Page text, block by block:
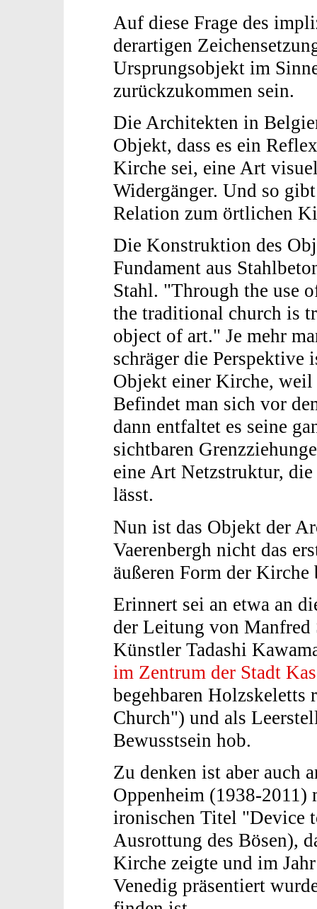
Auf diese Frage des
derartigen
Ursprungsobjekt im
zurückzukommen sein.
Die Architekten in
Objekt, dass es ein
Kirche sei, eine Art
Widergänger. Und so
Relation zum örtlichen
Die Konstruktion des
Fundament aus
Stahl. "Through the use
the traditional church is
object of art." Je mehr
schräger die Perspektive
Objekt einer Kirche, weil
Befindet man sich vor
dann entfaltet es seine
sichtbaren
eine Art Netzstruktur, die
lässt.
Nun ist das Objekt der
Vaerenbergh nicht das
äußeren Form der Kirche
Erinnert sei an etwa an
der Leitung von Manfred
Künstler Tadashi
im Zentrum der Stadt
begehbaren Holzskeletts
Church") und als
Bewusstsein hob.
Zu denken ist aber auch
Oppenheim (1938-2011)
ironischen Titel "Device
Ausrottung des Bösen),
Kirche zeigte und im
Venedig präsentiert